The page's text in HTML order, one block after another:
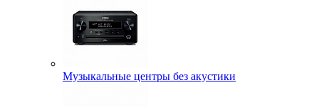
Музыкальные центры без акустики